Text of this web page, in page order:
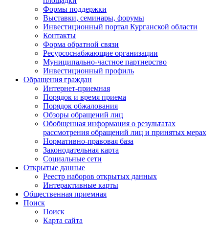
Формы поддержки
Выставки, семинары, форумы
Инвестиционный портал Курганской области
Контакты
Форма обратной связи
Ресурсоснабжающие организации
Муниципально-частное партнерство
Инвестиционный профиль
Обращения граждан
Интернет-приемная
Порядок и время приема
Порядок обжалования
Обзоры обращений лиц
Обобщенная информация о результатах
рассмотрения обращений лиц и принятых мерах
Нормативно-правовая база
Законодательная карта
Социальные сети
Открытые данные
Реестр наборов открытых данных
Интерактивные карты
Общественная приемная
Поиск
Поиск
Карта сайта